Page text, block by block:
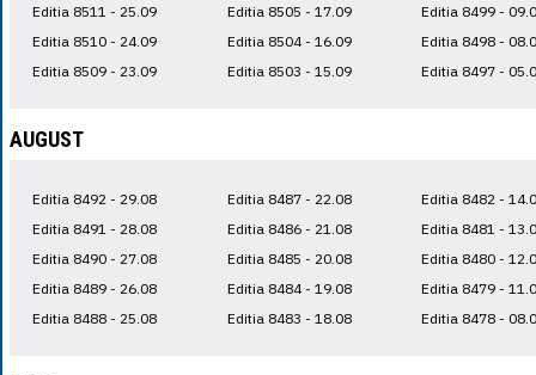
Editia 8511 - 25.09
Editia 8510 - 24.09
Editia 8509 - 23.09
Editia 8505 - 17.09
Editia 8504 - 16.09
Editia 8503 - 15.09
Editia 8499 -
Editia 8498 -
Editia 8497 -
AUGUST
Editia 8492 - 29.08
Editia 8491 - 28.08
Editia 8490 - 27.08
Editia 8489 - 26.08
Editia 8488 - 25.08
Editia 8487 - 22.08
Editia 8486 - 21.08
Editia 8485 - 20.08
Editia 8484 - 19.08
Editia 8483 - 18.08
Editia 8482 -
Editia 8481 -
Editia 8480 -
Editia 8479 -
Editia 8478 -